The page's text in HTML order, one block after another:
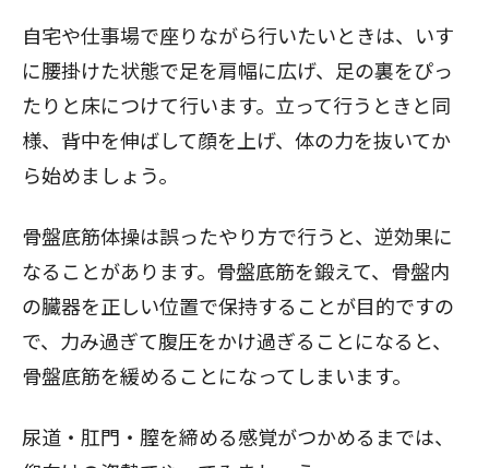
自宅や仕事場で座りながら行いたいときは、いす
に腰掛けた状態で足を肩幅に広げ、足の裏をぴっ
たりと床につけて行います。立って行うときと同
様、背中を伸ばして顔を上げ、体の力を抜いてか
ら始めましょう。
骨盤底筋体操は誤ったやり方で行うと、逆効果に
なることがあります。骨盤底筋を鍛えて、骨盤内
の臓器を正しい位置で保持することが目的ですの
で、力み過ぎて腹圧をかけ過ぎることになると、
骨盤底筋を緩めることになってしまいます。
尿道・肛門・膣を締める感覚がつかめるまでは、